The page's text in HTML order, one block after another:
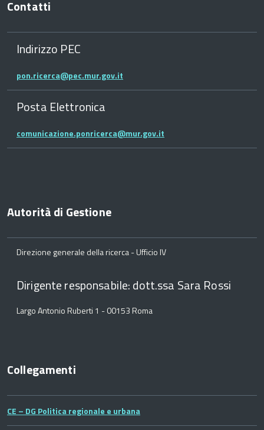
Contatti
Indirizzo PEC
pon.ricerca@pec.mur.gov.it
Posta Elettronica
comunicazione.ponricerca@mur.gov.it
Autorità di Gestione
Direzione generale della ricerca - Ufficio IV
Dirigente responsabile: dott.ssa Sara Rossi
Largo Antonio Ruberti 1 - 00153 Roma
Collegamenti
CE – DG Politica regionale e urbana